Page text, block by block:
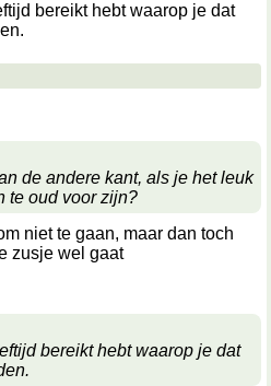
bereikt hebt waarop je dat
de andere kant, als je het leuk
te oud voor zijn?
niet te gaan, maar dan toch
zusje wel gaat
bereikt hebt waarop je dat